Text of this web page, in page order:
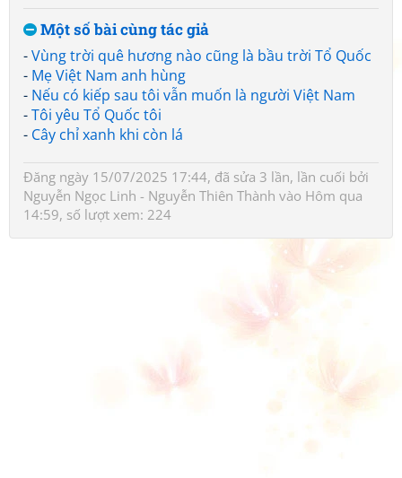
Một số bài cùng tác giả
-Vùng trời quê hương nào cũng là bầu trời Tổ Quốc
- Mẹ Việt Nam anh hùng
- Nếu có kiếp sau tôi vẫn muốn là người Việt Nam
-Tôi yêu Tổ Quốc tôi
- Cây chỉ xanh khi còn lá
Đăng ngày 15/07/2025 17:44, đã sửa 3 lần, lần cuối bởi
Nguyễn Ngọc Linh - Nguyễn Thiên Thành vào Hôm qua
14:59, số lượt xem: 224